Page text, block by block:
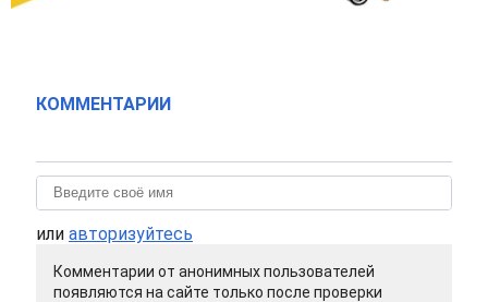
КОММЕНТАРИИ
или авторизуйтесь
Комментарии от анонимных пользователей
появляются на сайте только после проверки